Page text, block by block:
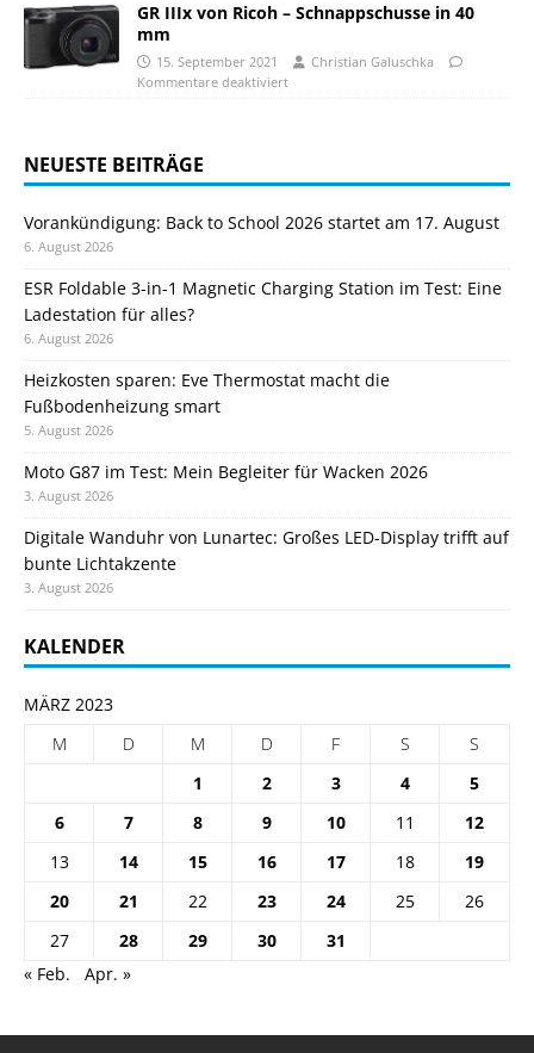
GR IIIx von Ricoh – Schnappschusse in 40
mm
15. September 2021
Christian Galuschka
Kommentare deaktiviert
NEUESTE BEITRÄGE
Vorankündigung: Back to School 2026 startet am 17. August
6. August 2026
ESR Foldable 3-in-1 Magnetic Charging Station im Test: Eine
Ladestation für alles?
6. August 2026
Heizkosten sparen: Eve Thermostat macht die
Fußbodenheizung smart
5. August 2026
Moto G87 im Test: Mein Begleiter für Wacken 2026
3. August 2026
Digitale Wanduhr von Lunartec: Großes LED-Display trifft auf
bunte Lichtakzente
3. August 2026
KALENDER
MÄRZ 2023
M
D M D F S
S
1
2 3 4
5
6
7 8 9 10 11
12
13
14 15 16 17 18
19
20
21 22 23 24 25
26
27
28 29 30
31
« Feb.
Apr. »